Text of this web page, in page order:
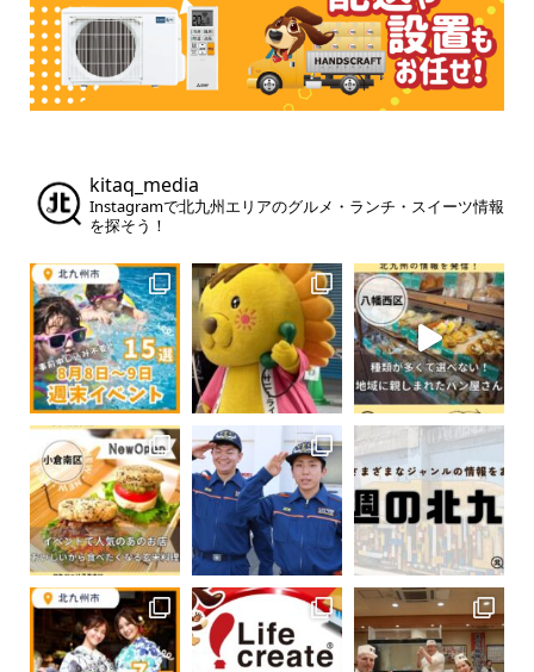
kitaq_media
Instagramで北九州エリアのグルメ・ランチ・スイーツ情報
を探そう！